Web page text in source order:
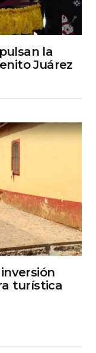
la
Juárez
turística